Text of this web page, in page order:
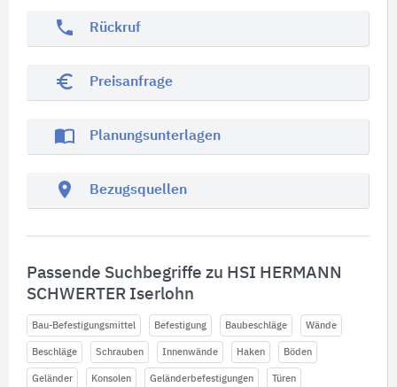
phone Rückruf
euro_symbol Preisanfrage
import_contacts Planungsunterlagen
location_on Bezugsquellen
Passende Suchbegriffe zu HSI HERMANN
SCHWERTER Iserlohn
Bau-Befestigungsmittel Befestigung Baubeschläge Wände
Beschläge Schrauben Innenwände Haken Böden
Geländer Konsolen Geländerbefestigungen Türen